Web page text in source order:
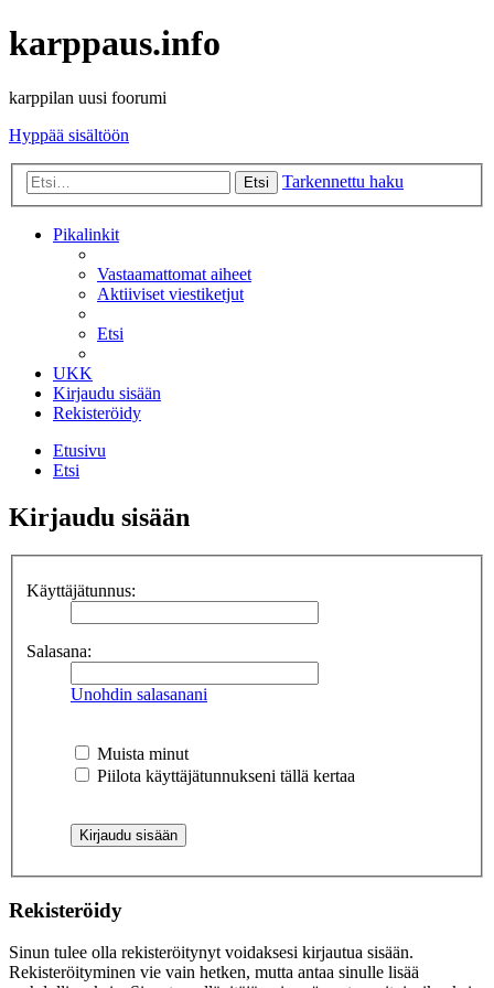
karppaus.info
karppilan uusi foorumi
Hyppää sisältöön
Etsi Tarkennettu haku
Pikalinkit
Vastaamattomat aiheet
Aktiiviset viestiketjut
Etsi
UKK
Kirjaudu sisään
Rekisteröidy
Etusivu
Etsi
Kirjaudu sisään
Käyttäjätunnus:
Salasana:
Unohdin salasanani
Muista minut
Piilota käyttäjätunnukseni tällä kertaa
Rekisteröidy
Sinun tulee olla rekisteröitynyt voidaksesi kirjautua sisään.
Rekisteröityminen vie vain hetken, mutta antaa sinulle lisää